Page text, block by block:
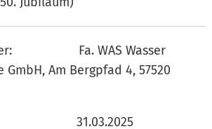
Fa. WAS Wasser
GmbH, Am Bergpfad 4, 57520
31.03.2025